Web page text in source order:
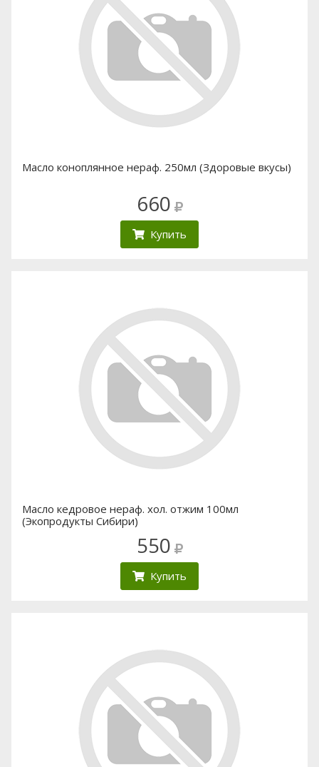
Масло коноплянное нераф. 250мл (Здоровые вкусы)
660
Купить
Масло кедровое нераф. хол. отжим 100мл
(Экопродукты Сибири)
550
Купить